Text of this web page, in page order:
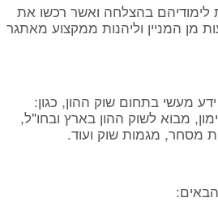
לימודיהם בהצלחה ואשר רכשו את
מן המניין וליהנות ממקצוע מאתגר
מעשי בתחום שוק ההון, כגון:
מבוא לשוק ההון בארץ ובחו"ל,
מסחר, מגמות שוק ועוד.